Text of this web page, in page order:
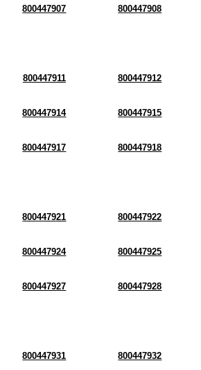
800447907 800447908
800447911 800447912
800447914 800447915
800447917 800447918
800447921 800447922
800447924 800447925
800447927 800447928
800447931 800447932